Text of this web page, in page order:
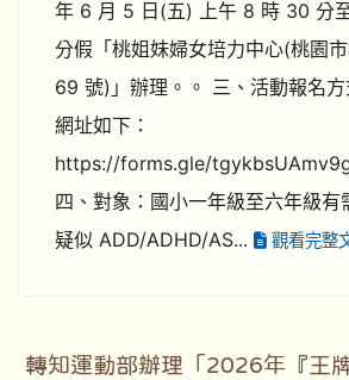
年 6 月 5 日(五) 上午 8 時 30 分
分假「桃姐妹婦女培力中心(桃園
69 號)」辦理。。 三、活動報名方
網址如下：
https://forms.gle/
四、對象：國小一年級至六年級有
疑似 ADD/ADHD/AS...
觀看完整
轉知運動部辦理「2026年『王